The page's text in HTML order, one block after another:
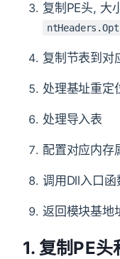
复制PE头, 大
复制节表到对
处理基址重定
处理导入表
配置对应内存
调用Dll入口
返回模块基地
1. 复制PE